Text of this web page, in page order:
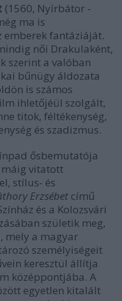
(1560, Nyírbátor -
ma is
emberek fantáziáját.
női Drakulaként,
szerint a valóban
bűnügy áldozata
is számos
ihletőjéül szolgált,
titok, féltékenység,
és szadizmus.
ősbemutatója
máig vitatott
stílus- és
Erzsébet című
és a Kolozsvári
születik meg,
mely a magyar
személyiségeit
keresztül állítja
középpontjába. A
egyetlen kitalált